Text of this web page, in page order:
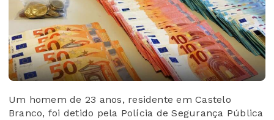
Um homem de 23 anos, residente em Castelo
Branco, foi detido pela Polícia de Segurança Pública